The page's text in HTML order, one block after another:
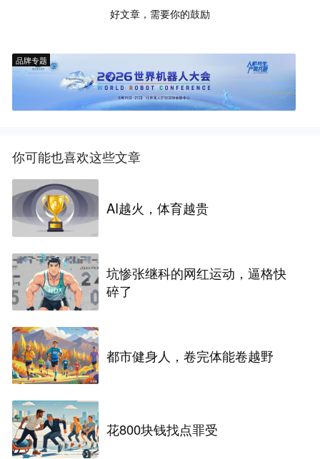
好文章，需要你的鼓励
品牌专题
你可能也喜欢这些文章
AI越火，体育越贵
坑惨张继科的网红运动，逼格快
碎了
都市健身人，卷完体能卷越野
花800块钱找点罪受